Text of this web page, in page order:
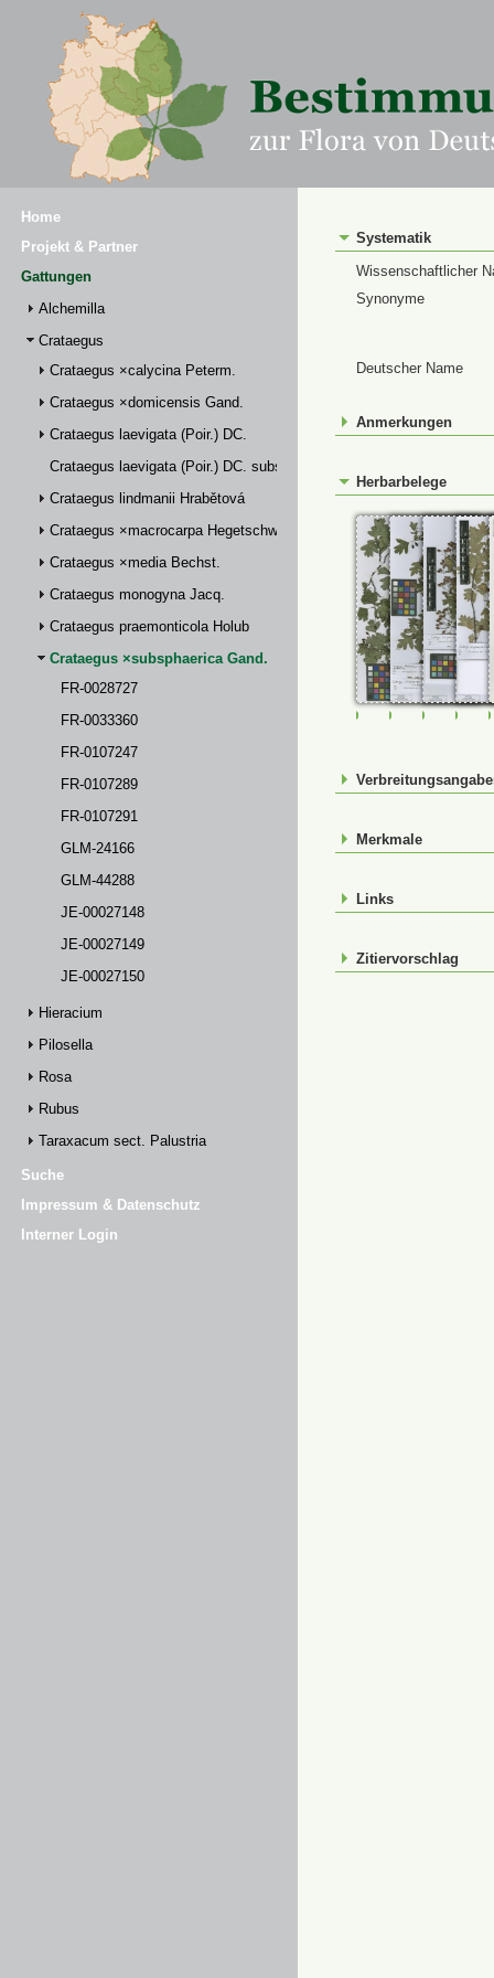
Home
Projekt & Partner
Gattungen
Alchemilla
Crataegus
Crataegus ×calycina Peterm.
Crataegus ×domicensis Gand.
Crataegus laevigata (Poir.) DC.
Crataegus laevigata (Poir.) DC. subsp. palmstruchii (Lindm.) Franco
Crataegus lindmanii Hrabětová
Crataegus ×macrocarpa Hegetschw.
Crataegus ×media Bechst.
Crataegus monogyna Jacq.
Crataegus praemonticola Holub
Crataegus ×subsphaerica Gand.
FR-0028727
FR-0033360
FR-0107247
FR-0107289
FR-0107291
GLM-24166
GLM-44288
JE-00027148
JE-00027149
JE-00027150
Hieracium
Pilosella
Rosa
Rubus
Taraxacum sect. Palustria
Suche
Impressum & Datenschutz
Interner Login
Systematik
Wissenschaftlicher
Synonyme
Deutscher Name
Anmerkungen
Herbarbelege
FR-0028727FR-0033360
FR-
Merkmale
Links
Zitiervorschlag